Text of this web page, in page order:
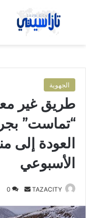
بحث عن
الجهوية
طريق غير
“تماست”
العودة إلى
الأسبوعي
TAZACITY
س
0